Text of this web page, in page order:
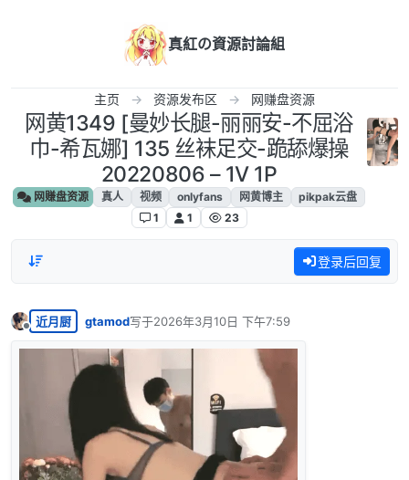
真紅の資源討論組
主页 资源发布区 网赚盘资源
网黄1349 [曼妙长腿-丽丽安-不屈浴
巾-希瓦娜] 135 丝袜足交-跪舔爆操
20220806 – 1V 1P
网赚盘资源 真人 视频 onlyfans 网黄博主
pikpak云盘
1
1 23
登录后回复
离线
近月厨 gtamod写于2026年3月10日 下午7:59
最后由 编辑